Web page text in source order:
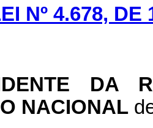
Nº 4.678, DE
DA
NACIONAL